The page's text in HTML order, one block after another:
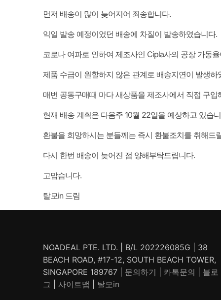
먼저 배송이 많이 늦어지어 죄송합니다.
익일 발송 예정이었던 배송에 차질이 발송하였습니다.
코로나 여파로 인하여 제조사인 Cipla사의 공장 가동
제품 수급이 원할하지 않은 관계로 배송지연이 발생하
매번 공동구매때 마다 새상품을 제조사에서 직접 구
현재 배송 계획은 다음주 10월 22일을 예상하고 있습
환불을 희망하시는 분들께는 즉시 환불조치를 취해드
다시 한번 배송이 늦어진 점 양해부탁드립니다.
고맙습니다.
탈모in 드림
NOADEAL PTE. LTD. | B/L 202226085G | 38
BEACH ROAD, #17-12, SOUTH BEACH TOWER,
SINGAPORE 189767 | 문의하기 카톡문의
블로
그
사이트맵 탈모in